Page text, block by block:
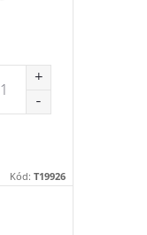
Kód: T19926